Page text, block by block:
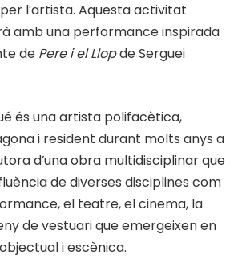
l’artista. Aquesta activitat
amb una performance inspirada
de Pere i el Llopde Serguei
és una artista polifacètica,
i resident durant molts anys a
d’una obra multidisciplinar que
de diverses disciplines com
el teatre, el cinema, la
de vestuari que emergeixen en
i escènica.